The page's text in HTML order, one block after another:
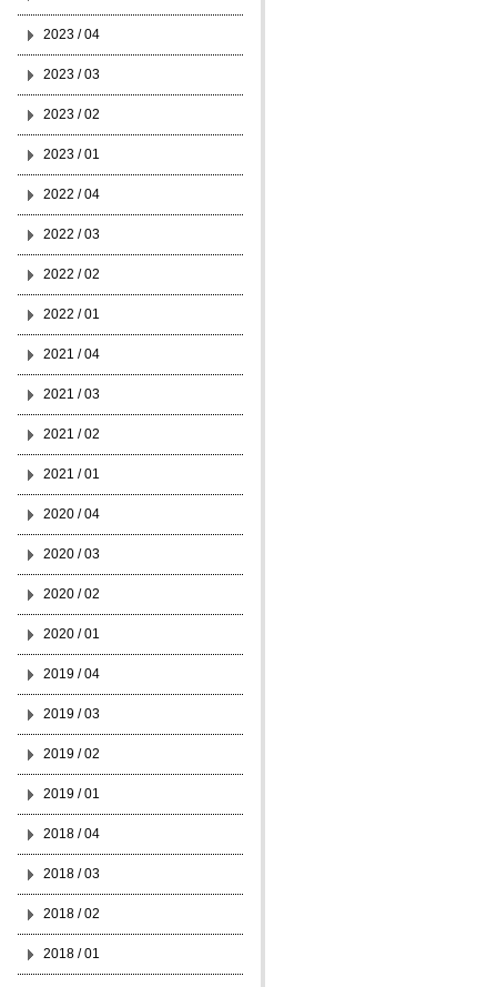
2023 / 04
2023 / 03
2023 / 02
2023 / 01
2022 / 04
2022 / 03
2022 / 02
2022 / 01
2021 / 04
2021 / 03
2021 / 02
2021 / 01
2020 / 04
2020 / 03
2020 / 02
2020 / 01
2019 / 04
2019 / 03
2019 / 02
2019 / 01
2018 / 04
2018 / 03
2018 / 02
2018 / 01